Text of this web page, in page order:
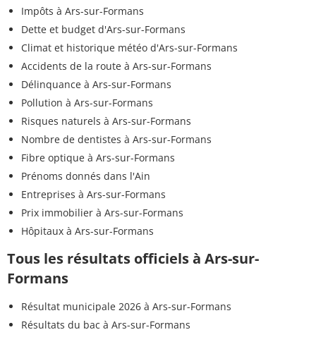
Impôts à Ars-sur-Formans
Dette et budget d'Ars-sur-Formans
Climat et historique météo d'Ars-sur-Formans
Accidents de la route à Ars-sur-Formans
Délinquance à Ars-sur-Formans
Pollution à Ars-sur-Formans
Risques naturels à Ars-sur-Formans
Nombre de dentistes à Ars-sur-Formans
Fibre optique à Ars-sur-Formans
Prénoms donnés dans l'Ain
Entreprises à Ars-sur-Formans
Prix immobilier à Ars-sur-Formans
Hôpitaux à Ars-sur-Formans
Tous les résultats officiels à Ars-sur-
Formans
Résultat municipale 2026 à Ars-sur-Formans
Résultats du bac à Ars-sur-Formans